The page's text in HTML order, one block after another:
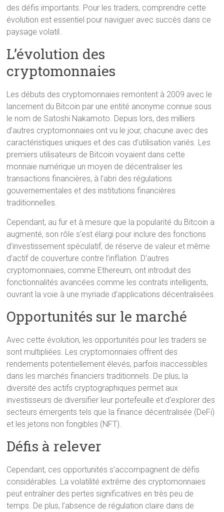
des défis importants. Pour les traders, comprendre cette
évolution est essentiel pour naviguer avec succès dans ce
paysage volatil.
L’évolution des
cryptomonnaies
Les débuts des cryptomonnaies remontent à 2009 avec le
lancement du Bitcoin par une entité anonyme connue sous
le nom de Satoshi Nakamoto. Depuis lors, des milliers
d’autres cryptomonnaies ont vu le jour, chacune avec des
caractéristiques uniques et des cas d’utilisation variés. Les
premiers utilisateurs de Bitcoin voyaient dans cette
monnaie numérique un moyen de décentraliser les
transactions financières, à l’abri des régulations
gouvernementales et des institutions financières
traditionnelles.
Cependant, au fur et à mesure que la popularité du Bitcoin a
augmenté, son rôle s’est élargi pour inclure des fonctions
d’investissement spéculatif, de réserve de valeur et même
d’actif de couverture contre l’inflation. D’autres
cryptomonnaies, comme Ethereum, ont introduit des
fonctionnalités avancées comme les contrats intelligents,
ouvrant la voie à une myriade d’applications décentralisées.
Opportunités sur le marché
Avec cette évolution, les opportunités pour les traders se
sont multipliées. Les cryptomonnaies offrent des
rendements potentiellement élevés, parfois inaccessibles
dans les marchés financiers traditionnels. De plus, la
diversité des actifs cryptographiques permet aux
investisseurs de diversifier leur portefeuille et d’explorer des
secteurs émergents tels que la finance décentralisée (DeFi)
et les jetons non fongibles (NFT).
Défis à relever
Cependant, ces opportunités s’accompagnent de défis
considérables. La volatilité extrême des cryptomonnaies
peut entraîner des pertes significatives en très peu de
temps. De plus, l’absence de régulation claire dans de